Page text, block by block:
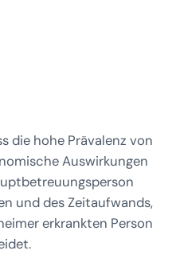
die hohe Prävalenz von
Auswirkungen
und des Zeitaufwands,
erkrankten Person